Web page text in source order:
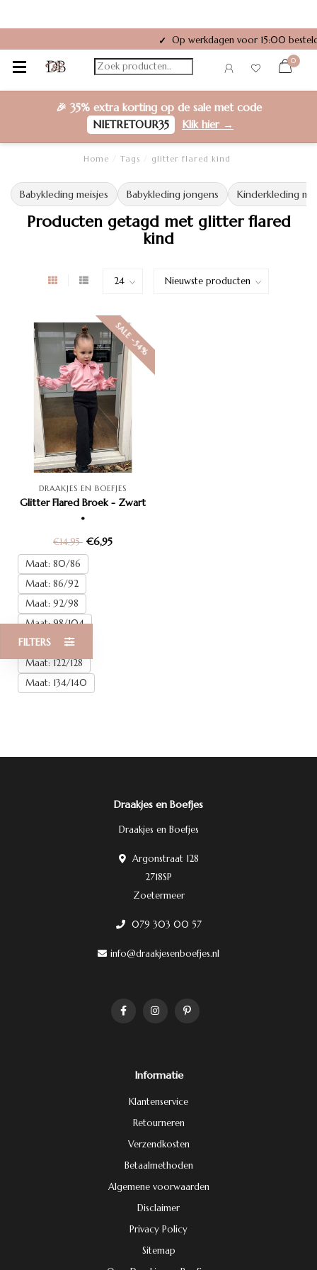
✓ Op werkdagen voor 15:00
0
🎉 35% extra kortingop de sale met code
NIETRETOUR35
Klik hier →
Home Tags glitter flared kind
Babykleding meisjes Babykleding jongens Kinderkleding
Producten getagd met glitter flared
kind
FILTERS
SALE -54%
DRAAKJES EN BOEFJES
Glitter Flared Broek - Zwart
•
€14,95 €6,95
Maat: 80/86
Maat: 86/92
Maat: 92/98
Maat: 98/104
Maat: 110/116
Maat: 122/128
Maat: 134/140
Draakjes en Boefjes
Draakjes en Boefjes
Argonstraat 128
2718SP
Zoetermeer
079 303 00 57
info@draakjesenboefjes.nl
Informatie
Klantenservice
Retourneren
Verzendkosten
Betaalmethoden
Algemene voorwaarden
Disclaimer
Privacy Policy
Sitemap